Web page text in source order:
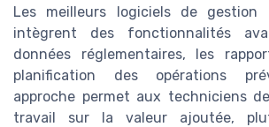
Les meilleurs logiciels de gestion
intègrent des fonctionnalités
données réglementaires, les
planification des opérations
approche permet aux techniciens
travail sur la valeur ajoutée,